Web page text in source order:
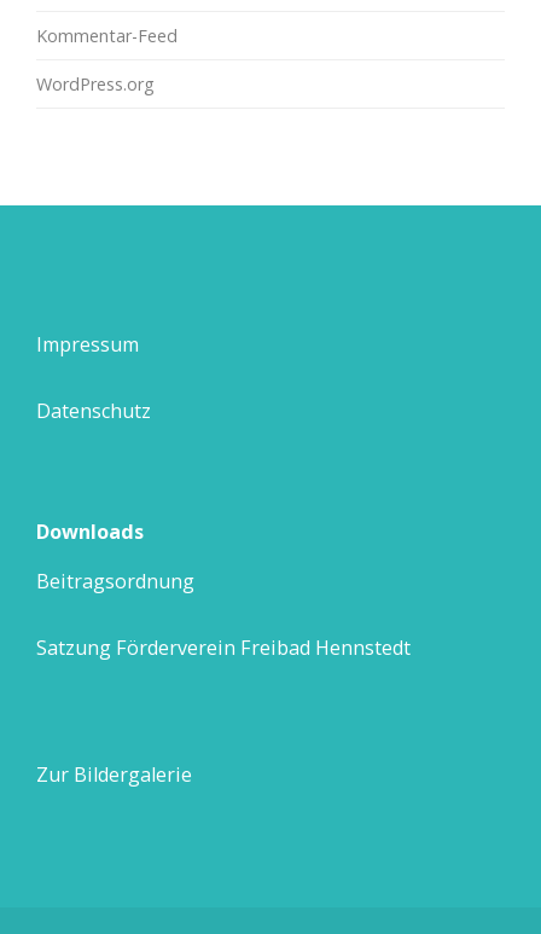
Kommentar-Feed
WordPress.org
Impressum
Datenschutz
Downloads
Beitragsordnung
Satzung Förderverein Freibad Hennstedt
Zur Bildergalerie